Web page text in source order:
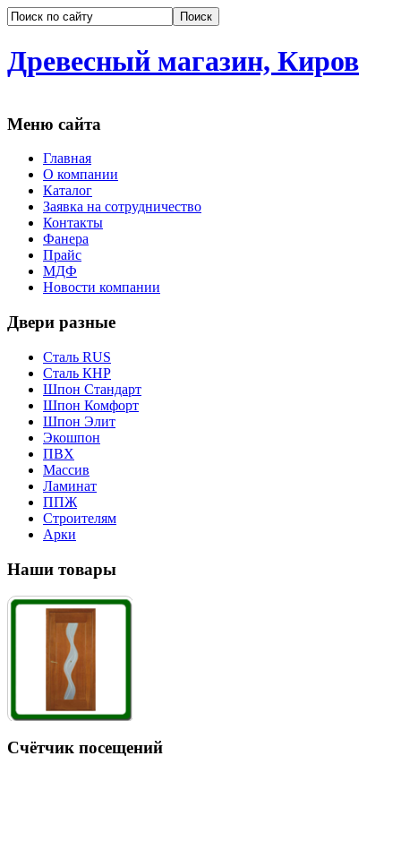
Древесный магазин, Киров
Меню сайта
Главная
О компании
Каталог
Заявка на сотрудничество
Контакты
Фанера
Прайс
МДФ
Новости компании
Двери разные
Сталь RUS
Сталь КНР
Шпон Стандарт
Шпон Комфорт
Шпон Элит
Экошпон
ПВХ
Массив
Ламинат
ППЖ
Строителям
Арки
Наши товары
Счётчик посещений